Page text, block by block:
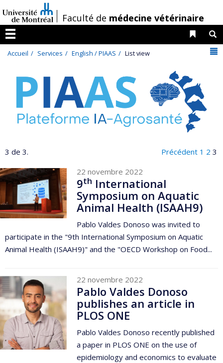
au
contenu
/Faculté de médecine vétérinaire
Menu
Liens
Accueil Services English / PIAAS List view
3 de 3. Précédent 1 2 3
22 novembre 2022
9th International
Symposium on Aquatic
Animal Health (ISAAH9)
Pablo Valdes Donoso was invited to
participate in the "9th International Symposium on Aquatic
Animal Health (ISAAH9)" and the "OECD Workshop on Food...
22 novembre 2022
Pablo Valdes Donoso
publishes an article in
PLOS ONE
Pablo Valdes Donoso recently published
a paper in PLOS ONE on the use of
epidemiology and economics to evaluate